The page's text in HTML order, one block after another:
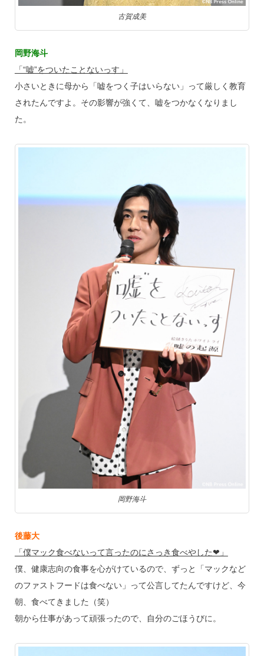
古賀成美
岡野海斗
「“嘘”をついたことないっす」
小さいときに母から「嘘をつく子はいらない」って厳しく教育
されたんですよ。その影響が強くて、嘘をつかなくなりまし
た。
岡野海斗
後藤大
「僕マック食べないって言ったのにさっき食べやした❤」
僕、健康志向の食事を心がけているので、ずっと「マックなど
のファストフードは食べない」って公言してたんですけど、今
朝、食べてきました（笑）
朝から仕事があって頑張ったので、自分のごほうびに。